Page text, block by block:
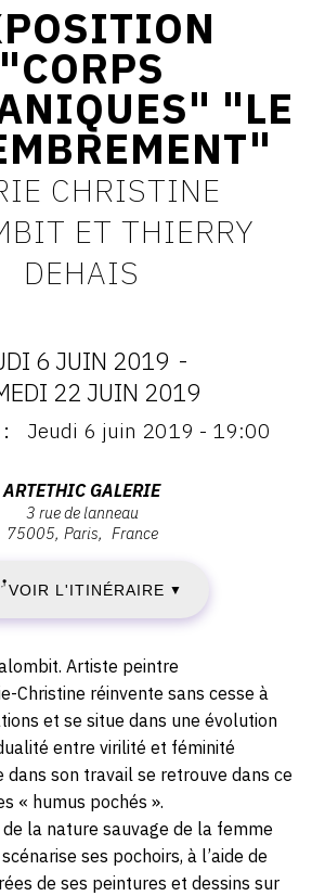
SUIVEZ-NOUS
INSTAGRAM
FACEBOOK
TWITTER
PINTEREST
"CORPS
"LE
CHRISTINE
ET THIERRY
DEHAIS
DATES
:
JEUDI
6
JUIN
2019
-
SAMEDI
22
JUIN
2019
6 JUIN 2019 -
22 JUIN 2019
Jeudi 6 juin 2019 - 19:00
ARTETHIC GALERIE
3 rue de lanneau
75005 Paris France
VOIR L'ITINÉRAIRE ▼
Artiste peintre
Christine réinvente sans cesse à
et se situe dans une évolution
entre virilité et féminité
son travail se retrouve dans ce
« humus pochés ».
la nature sauvage de la femme
ses pochoirs, à l’aide de
de ses peintures et dessins sur